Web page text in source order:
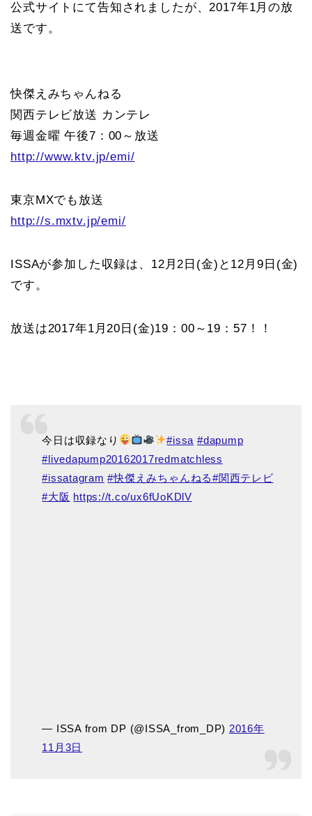
公式サイトにて告知されましたが、2017年1月の放
送です。
快傑えみちゃんねる
関西テレビ放送 カンテレ
毎週金曜 午後7：00～放送
http://www.ktv.jp/emi/
東京MXでも放送
http://s.mxtv.jp/emi/
ISSAが参加した収録は、12月2日(金)と12月9日(金)
です。
放送は2017年1月20日(金)19：00～19：57！！
今日は収録なり #issa #dapump
#livedapump20162017redmatchless
#issatagram #快傑えみちゃんねる#関西テレビ
#大阪 https://t.co/ux6fUoKDlV
— ISSA from DP (@ISSA_from_DP) 2016年
11月3日